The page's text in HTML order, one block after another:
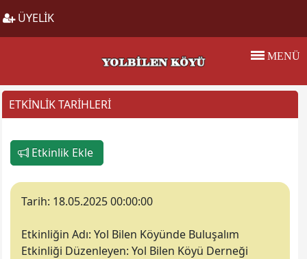
ÜYELİK
MENÜ
ETKİNLİK TARİHLERİ
Etkinlik Ekle
Tarih: 18.05.2025 00:00:00
Etkinliğin Adı: Yol Bilen Köyünde Buluşalım
Etkinliği Düzenleyen: Yol Bilen Köyü Derneği